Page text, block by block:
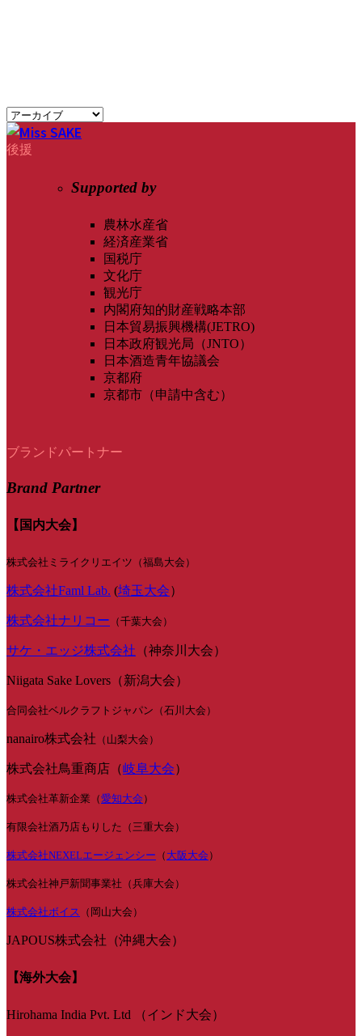
後援
Supported by
農林水産省
経済産業省
国税庁
文化庁
観光庁
内閣府知的財産戦略本部
日本貿易振興機構(JETRO)
日本政府観光局（JNTO）
日本酒造青年協議会
京都府
京都市（申請中含む）
ブランドパートナー
Brand Partner
【国内大会】
株式会社ミライクリエイツ（福島大会）
株式会社Faml Lab. (埼玉大会）
株式会社ナリコー （千葉大会）
サケ・エッジ株式会社 （神奈川大会）
Niigata Sake Lovers（新潟大会）
合同会社ベルクラフトジャパン（石川大会）
nanairo株式会社 （山梨大会）
株式会社鳥重商店（岐阜大会）
株式会社革新企業（愛知大会 ）
有限会社酒乃店もりした（三重大会）
株式会社NEXELエージェンシー （ 大阪大会 ）
株式会社神戸新聞事業社（兵庫大会）
株式会社ボイス （岡山大会）
JAPOUS株式会社（沖縄大会）
【海外大会】
Hirohama India Pvt. Ltd （インド大会）